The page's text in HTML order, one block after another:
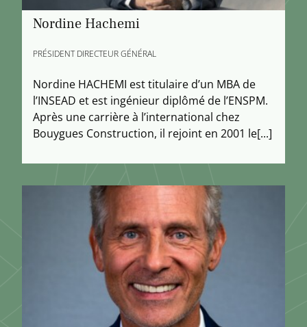
Nordine Hachemi
PRÉSIDENT DIRECTEUR GÉNÉRAL
Nordine HACHEMI est titulaire d’un MBA de
l’INSEAD et est ingénieur diplômé de l’ENSPM.
Après une carrière à l’international chez
Bouygues Construction, il rejoint en 2001 le[...]